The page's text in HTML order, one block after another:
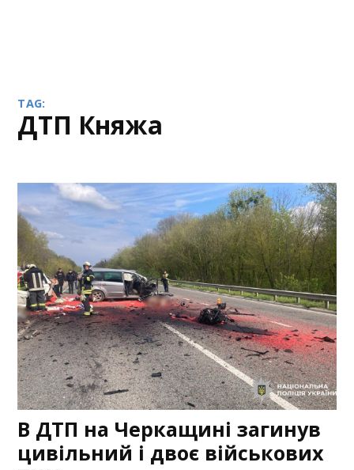
TAG:
ДТП Княжа
В ДТП на Черкащині загинув
цивільний і двоє військових